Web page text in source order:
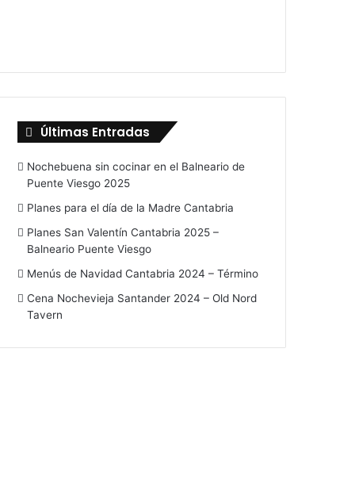
Últimas Entradas
Nochebuena sin cocinar en el Balneario de
Puente Viesgo 2025
Planes para el día de la Madre Cantabria
Planes San Valentín Cantabria 2025 –
Balneario Puente Viesgo
Menús de Navidad Cantabria 2024 – Término
Cena Nochevieja Santander 2024 – Old Nord
Tavern